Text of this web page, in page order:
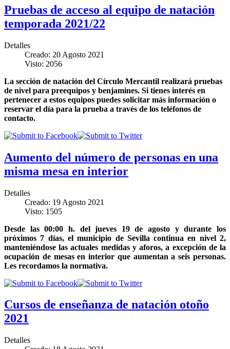
Pruebas de acceso al equipo de natación
temporada 2021/22
Detalles
Creado: 20 Agosto 2021
Visto: 2056
La sección de natación del Círculo Mercantil realizará pruebas
de nivel para preequipos y benjamines. Si tienes interés en
pertenecer a estos equipos puedes solicitar más información o
reservar el día para la prueba a través de los teléfonos de
contacto.
Aumento del número de personas en una
misma mesa en interior
Detalles
Creado: 19 Agosto 2021
Visto: 1505
Desde las 00:00 h. del jueves 19 de agosto y durante los
próximos 7 días, el municipio de Sevilla continua en nivel 2,
manteniéndose las actuales medidas y aforos, a excepción de la
ocupación de mesas en interior que aumentan a seis personas.
Les recordamos la normativa.
Cursos de enseñanza de natación otoño
2021
Detalles